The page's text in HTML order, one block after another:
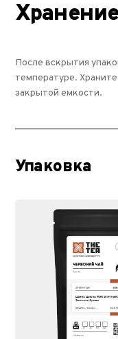
После вскрытия
температуре.
закрытой емкости.
Упаковка